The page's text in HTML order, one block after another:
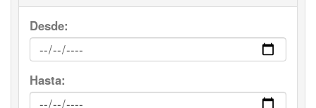
Desde:
Hasta: